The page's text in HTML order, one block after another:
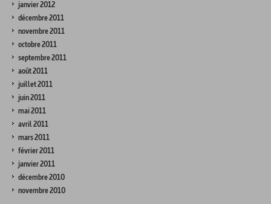
janvier 2012
décembre 2011
novembre 2011
octobre 2011
septembre 2011
août 2011
juillet 2011
juin 2011
mai 2011
avril 2011
mars 2011
février 2011
janvier 2011
décembre 2010
novembre 2010